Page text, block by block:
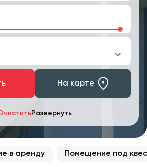
Развернуть
На карте
в аренду Помещение под